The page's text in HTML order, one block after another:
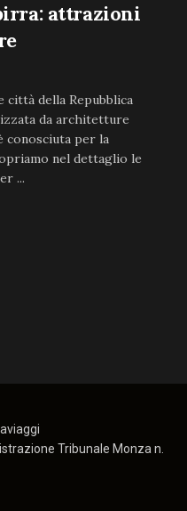
attrazioni
città della Repubblica
da architetture
conosciuta per la
nel dettaglio le
...
Tribunale Monza n.